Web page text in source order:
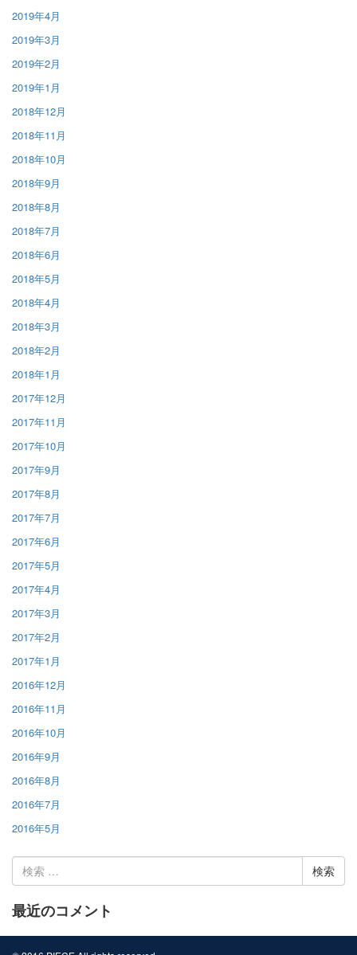
2019年4月
2019年3月
2019年2月
2019年1月
2018年12月
2018年11月
2018年10月
2018年9月
2018年8月
2018年7月
2018年6月
2018年5月
2018年4月
2018年3月
2018年2月
2018年1月
2017年12月
2017年11月
2017年10月
2017年9月
2017年8月
2017年7月
2017年6月
2017年5月
2017年4月
2017年3月
2017年2月
2017年1月
2016年12月
2016年11月
2016年10月
2016年9月
2016年8月
2016年7月
2016年5月
索:
最近のコメント